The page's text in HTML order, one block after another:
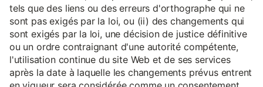
tels que des liens ou des erreurs d'orthographe qui ne
sont pas exigés par la loi, ou (ii) des changements qui
sont exigés par la loi, une décision de justice définitive
ou un ordre contraignant d'une autorité compétente,
l'utilisation continue du site Web et de ses services
après la date à laquelle les changements prévus entrent